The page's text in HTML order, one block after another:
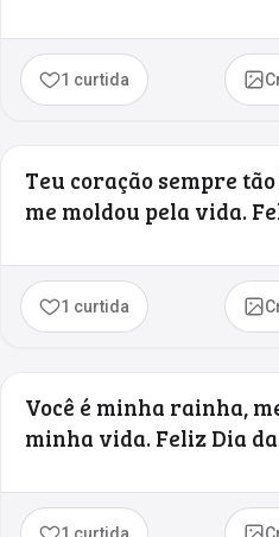
1 curtida
Teu coração sempre
me moldou pela vida.
1 curtida
Você é minha rainha,
minha vida. Feliz Dia
1 curtida